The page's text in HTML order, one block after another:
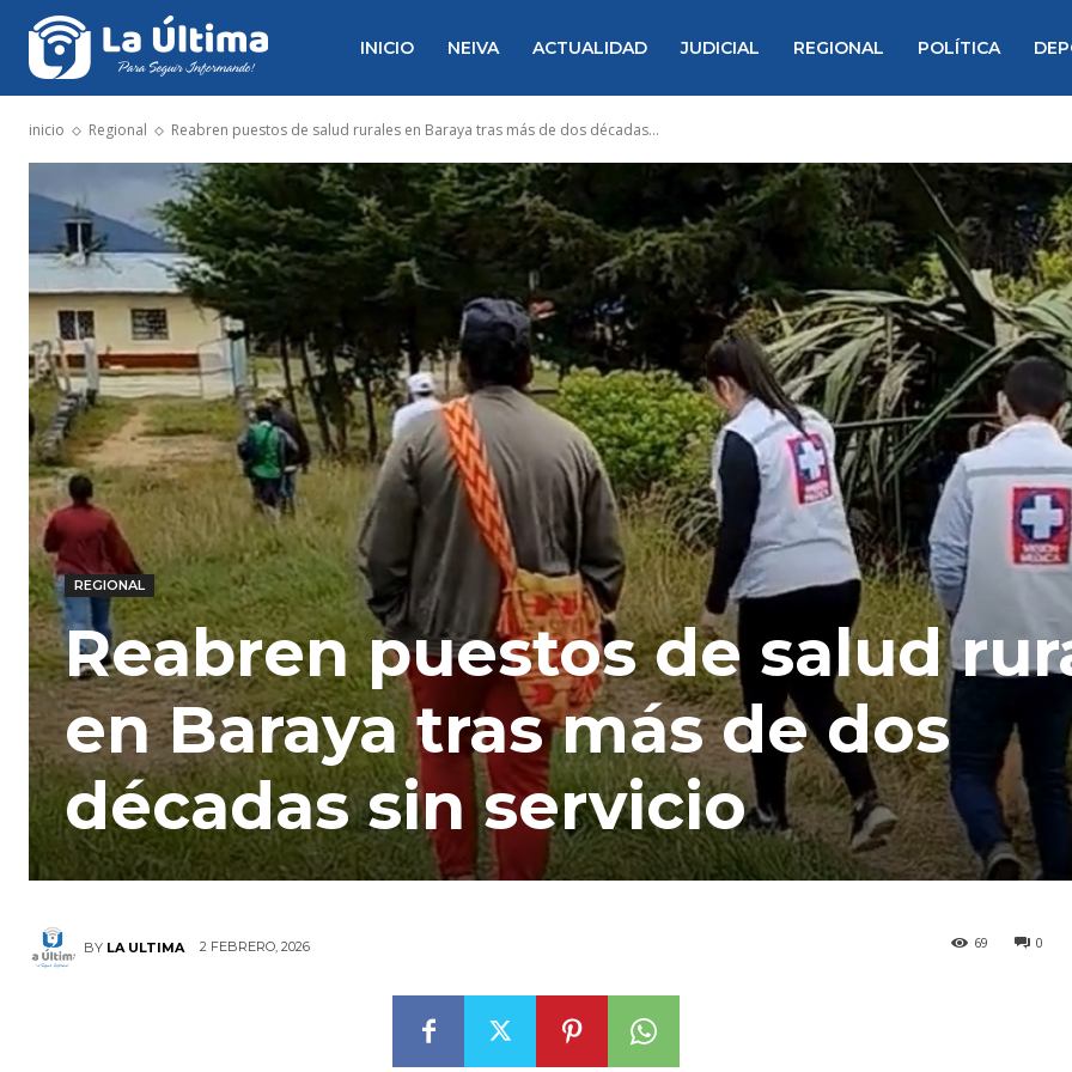
INICIO NEIVA ACTUALIDAD JUDICIAL REGIONAL POLÍTICA
inicio Regional Reabren puestos de salud rurales en Baraya tras más de dos décadas...
REGIONAL
Reabren puestos de salud
en Baraya tras más de dos
décadas sin servicio
BY LA ULTIMA 2 FEBRERO, 2026 0
69